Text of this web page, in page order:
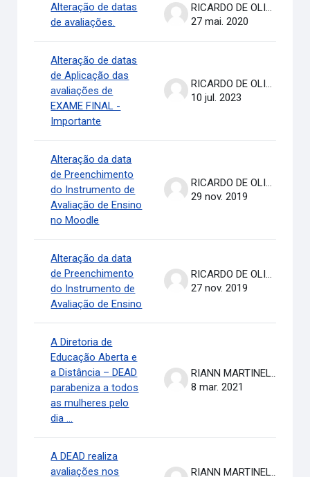
Alteração de datas
de avaliações.
RICARDO DE OLIVEIRA BRASIL COSTA
27 mai. 2020
Alteração de datas
de Aplicação das
avaliações de
EXAME FINAL -
Importante
RICARDO DE OLIVEIRA BRASIL COSTA
10 jul. 2023
Alteração da data
de Preenchimento
do Instrumento de
Avaliação de Ensino
no Moodle
RICARDO DE OLIVEIRA BRASIL COSTA
29 nov. 2019
Alteração da data
de Preenchimento
do Instrumento de
Avaliação de Ensino
RICARDO DE OLIVEIRA BRASIL COSTA
27 nov. 2019
A Diretoria de
Educação Aberta e
a Distância – DEAD
parabeniza a todos
as mulheres pelo
dia ...
RIANN MARTINELLI BATISTA
8 mar. 2021
A DEAD realiza
avaliações nos
RIANN MARTINELLI BATISTA